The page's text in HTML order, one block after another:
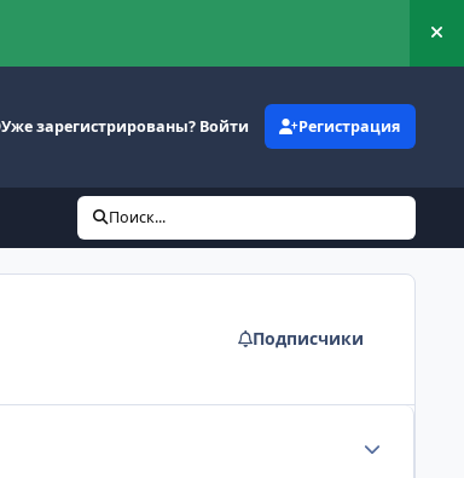
Уже зарегистрированы? Войти Регистрация
Поиск...
Подписчики